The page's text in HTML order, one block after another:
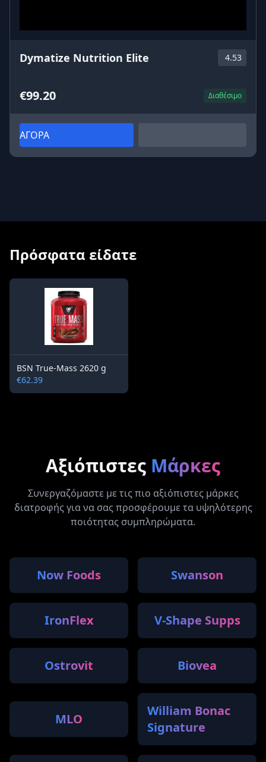
Dymatize Nutrition Elite 4.53
€99.20 Διαθέσιμο
ΑΓΟΡΑ
Πρόσφατα είδατε
BSN True-Mass 2620 g
€62.39
Αξιόπιστες Μάρκες
Συνεργαζόμαστε με τις πιο αξιόπιστες μάρκες
διατροφής για να σας προσφέρουμε τα υψηλότερης
ποιότητας συμπληρώματα.
Now Foods Swanson
IronFlex V-Shape Supps
Ostrovit Biovea
MLO
William Bonac
Signature